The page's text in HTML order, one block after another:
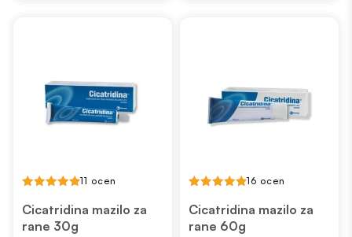
out of 5
11 ocen
Cicatridina mazilo za
rane 30g
out of 5
16 ocen
Cicatridina mazilo za
rane 60g